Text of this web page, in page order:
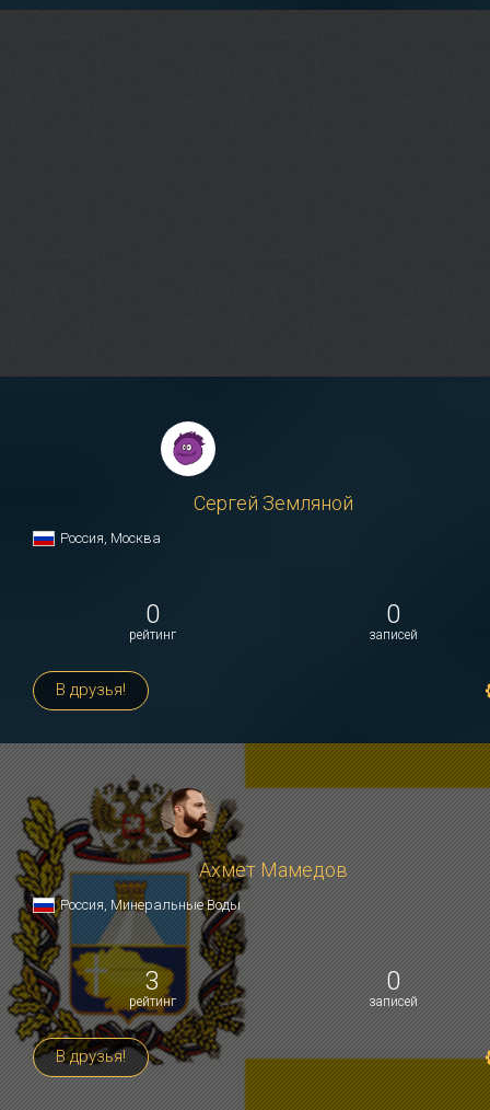
Сергей Земляной
Россия, Москва
0
рейтинг
0
записей
В друзья!
Ахмет Мамедов
Россия, Минеральные Воды
3
рейтинг
0
записей
В друзья!